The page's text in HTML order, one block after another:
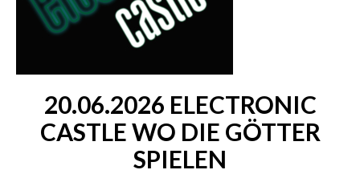
20.06.2026 ELECTRONIC
CASTLEWO DIE GÖTTER
SPIELEN